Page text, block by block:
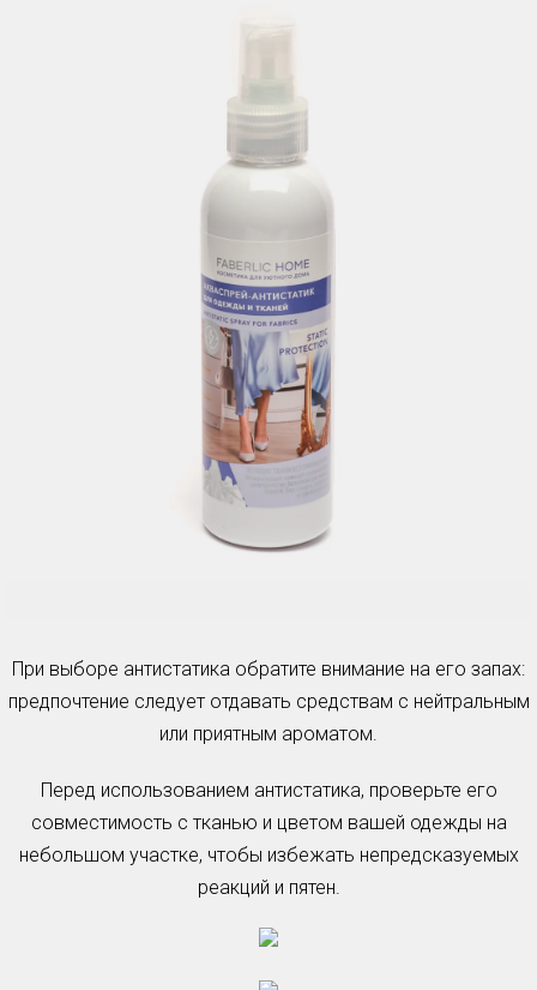
При выборе антистатика обратите внимание на его запах:
предпочтение следует отдавать средствам с нейтральным
или приятным ароматом.
Перед использованием антистатика, проверьте его
совместимость с тканью и цветом вашей одежды на
небольшом участке, чтобы избежать непредсказуемых
реакций и пятен.